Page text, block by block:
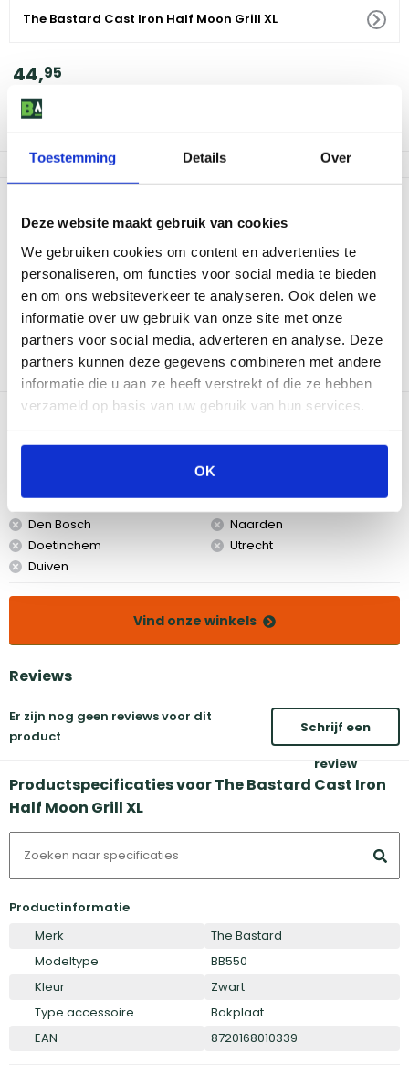
Toestemming Details Over
Deze website maakt gebruik van cookies
We gebruiken cookies om content en advertenties te
personaliseren, om functies voor social media te bieden
en om ons websiteverkeer te analyseren. Ook delen we
informatie over uw gebruik van onze site met onze
partners voor social media, adverteren en analyse. Deze
partners kunnen deze gegevens combineren met andere
informatie die u aan ze heeft verstrekt of die ze hebben
verzameld op basis van uw gebruik van hun services.
OK
The Bastard Cast Iron Half Moon Grill XL
44,95
Niet meer leverbaar
Let op, nog maar -18 op voorraad
Maak kennis met The Bastard Cast Iron Half Moon Grill XL, de
ultieme toevoeging aan je barbecue-uitrusting. Deze robuuste
grillplaat is gemaakt van hoogwaardig gietijzer, waardoor hij
bestand is tegen hoge temperaturen en een leven lang
meegaat. Of je nu vlees, vis, groenten of zelfs pizza wilt grillen,
deze grillplaat levert keer op keer perfecte resultaten. Het
halfmoon ontwerp maakt het mogelijk om tegelijkertijd te grillen
en te bakken, waardoor je culinaire mogelijkheden eindeloos
zijn.
Bekijk dit product in onze winkels
Breda
Den Bosch
Doetinchem
Duiven
Groningen
Naarden
Utrecht
Vind onze winkels
Reviews
Er zijn nog geen reviews voor dit
product
Schrijf een
review
Productspecificaties voor The Bastard Cast Iron
Half Moon Grill XL
Productinformatie
Merk
The Bastard
Modeltype
BB550
Kleur
Zwart
Type accessoire
Bakplaat
EAN
8720168010339